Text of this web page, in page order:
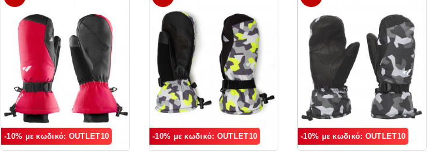
-10% με κωδικό: OUTLET10 -10% με κωδικό: OUTLET10 -10% με κωδικό: OUTLET10